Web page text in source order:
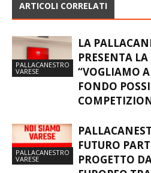
ARTICOLI CORRELATI
PALLACANESTRO
VARESE
LA
PRESENTA
“VOGLIAMO
FONDO
PALLACANESTRO
VARESE
FUTURO
PROGETTO